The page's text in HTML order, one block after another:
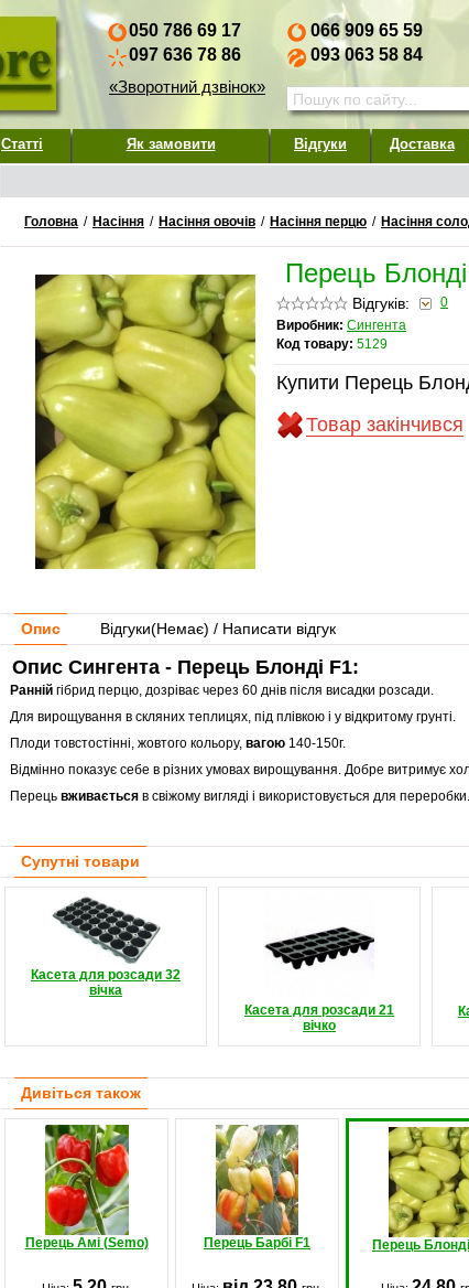
050 786 69 17
097 636 78 86
«Зворотний дзвінок»
066 909 65 59
093 063 58 84
Статті Як замовити Відгуки Доставка
Головна / Насіння / Насіння овочів / Насіння перцю / Насіння
Перець
Відгуків:
0
Виробник: Сингента
Код товару: 5129
Купити Перець
Товар закінчився
Опис Відгуки(Немає) / Написати відгук
Опис Сингента - Перець Блонді F1:
Ранній гібрид перцю, дозріває через 60 днів після висадки розсади.
Для вирощування в скляних теплицях, під плівкою і у відкритому грунті.
Плоди товстостінні, жовтого кольору, вагою 140-150г.
Відмінно показує себе в різних умовах вирощування. Добре витримує
Перець вживається в свіжому вигляді і використовується для переробки.
Супутні товари
Касета для розсади 32
вічка
Касета для розсади 21
вічко
Дивіться також
Перець Амі (Semo) Перець Барбі F1 Перець